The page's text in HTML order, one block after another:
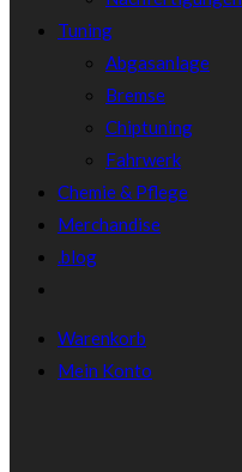
Tuning
Abgasanlage
Bremse
Chiptuning
Fahrwerk
Chemie & Pflege
Merchandise
.blog
Warenkorb
Mein Konto